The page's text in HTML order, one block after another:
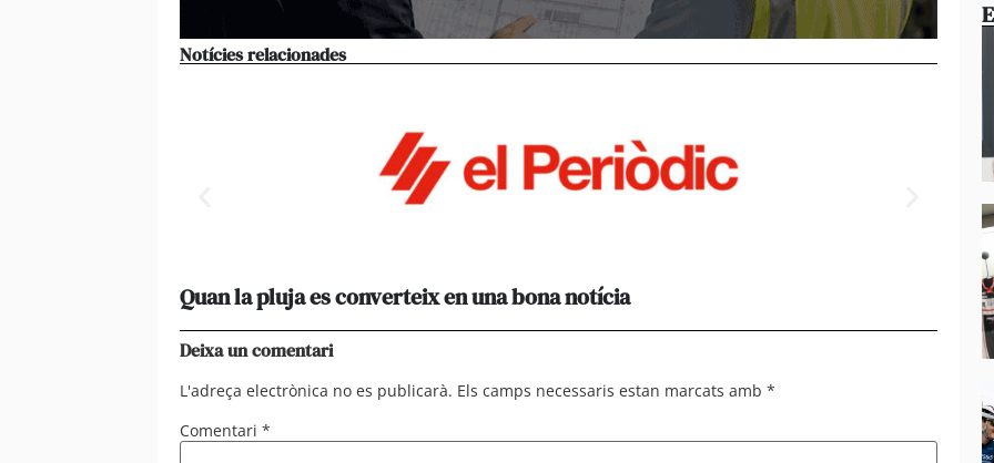
Notícies relacionades
Quan la pluja es converteix en una bona notícia
Deixa un comentari
L'adreça electrònica no es publicarà. Els camps necessaris estan marcats amb *
Comentari *